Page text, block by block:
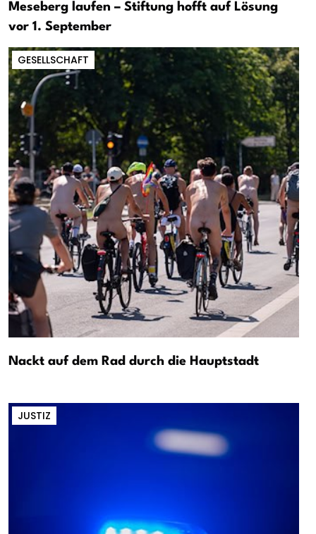
Meseberg laufen – Stiftung hofft auf Lösung
vor 1. September
GESELLSCHAFT
Nackt auf dem Rad durch die Hauptstadt
JUSTIZ